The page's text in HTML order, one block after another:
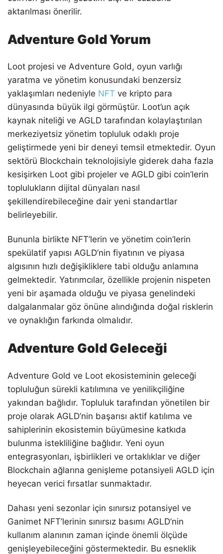
aktarılması önerilir.
Adventure Gold Yorum
Loot projesi ve Adventure Gold, oyun varlığı
yaratma ve yönetim konusundaki benzersiz
yaklaşımları nedeniyle NFT ve kripto para
dünyasında büyük ilgi görmüştür. Loot’un açık
kaynak niteliği ve AGLD tarafından kolaylaştırılan
merkeziyetsiz yönetim topluluk odaklı proje
geliştirmede yeni bir deneyi temsil etmektedir. Oyun
sektörü Blockchain teknolojisiyle giderek daha fazla
kesişirken Loot gibi projeler ve AGLD gibi coin’lerin
toplulukların dijital dünyaları nasıl
şekillendirebileceğine dair yeni standartlar
belirleyebilir.
Bununla birlikte NFT’lerin ve yönetim coin’lerin
spekülatif yapısı AGLD’nin fiyatının ve piyasa
algısının hızlı değişikliklere tabi olduğu anlamına
gelmektedir. Yatırımcılar, özellikle projenin nispeten
yeni bir aşamada olduğu ve piyasa genelindeki
dalgalanmalar göz önüne alındığında doğal risklerin
ve oynaklığın farkında olmalıdır.
Adventure Gold Geleceği
Adventure Gold ve Loot ekosisteminin geleceği
topluluğun sürekli katılımına ve yenilikçiliğine
yakından bağlıdır. Topluluk tarafından yönetilen bir
proje olarak AGLD’nin başarısı aktif katılıma ve
sahiplerinin ekosistemin büyümesine katkıda
bulunma istekliliğine bağlıdır. Yeni oyun
entegrasyonları, işbirlikleri ve ortaklıklar ve diğer
Blockchain ağlarına genişleme potansiyeli AGLD için
heyecan verici fırsatlar sunmaktadır.
Dahası yeni sezonlar için sınırsız potansiyel ve
Ganimet NFT’lerinin sınırsız basımı AGLD’nin
kullanım alanının zaman içinde önemli ölçüde
genişleyebileceğini göstermektedir. Bu esneklik